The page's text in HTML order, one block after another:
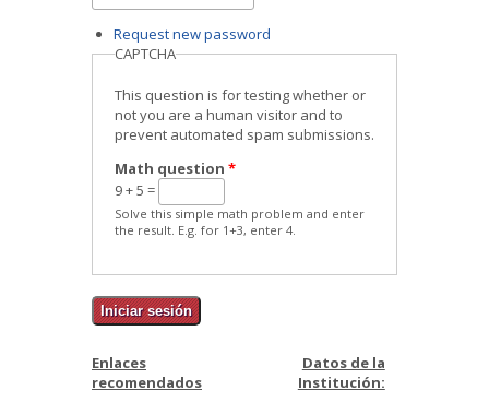
Request new password
CAPTCHA
This question is for testing whether or
not you are a human visitor and to
prevent automated spam submissions.
Math question *
9 + 5 =
Solve this simple math problem and enter
the result. E.g. for 1+3, enter 4.
Enlaces
recomendados
Datos de la
Institución: